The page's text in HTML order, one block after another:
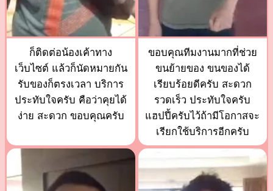
ก็ติดต่อน้องเค้าทาง
เว็บไซต์ แล้วก็นัดหมายกัน
รับของก็ตรงเวลา บริการ
ประทับใจครับ คือว่าคุยได้
ง่าย สะดวก ขอบคุณครับ
ขอบคุณทีมงานมากที่ช่วย
ขนย้ายของ ขนของได้
เรียบร้อยดีครับ สะดวก
รวดเร็ว ประทับใจครับ
แฮปปี้ครับไว้ถ้ามีโอกาสจะ
เรียกใช้บริการอีกครับ